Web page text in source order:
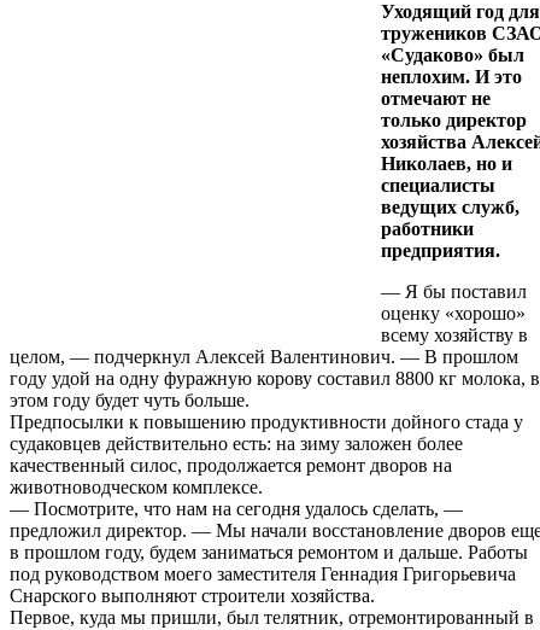
Уходящий год для
тружеников
«Судаково» был
неплохим. И это
отмечают не
только директор
хозяйства
Николаев, но и
специалисты
ведущих служб,
работники
предприятия.
— Я бы поставил
оценку «хорошо»
всему хозяйству в
целом, — подчеркнул Алексей Валентинович. — В прошлом
году удой на одну фуражную корову составил 8800 кг молока, в
этом году будет чуть больше.
Предпосылки к повышению продуктивности дойного стада у
судаковцев действительно есть: на зиму заложен более
качественный силос, продолжается ремонт дворов на
животноводческом комплексе.
— Посмотрите, что нам на сегодня удалось сделать, —
предложил директор. — Мы начали восстановление дворов
в прошлом году, будем заниматься ремонтом и дальше. Работы
под руководством моего заместителя Геннадия Григорьевича
Снарского выполняют строители хозяйства.
Первое, куда мы пришли, был телятник, отремонтированный в